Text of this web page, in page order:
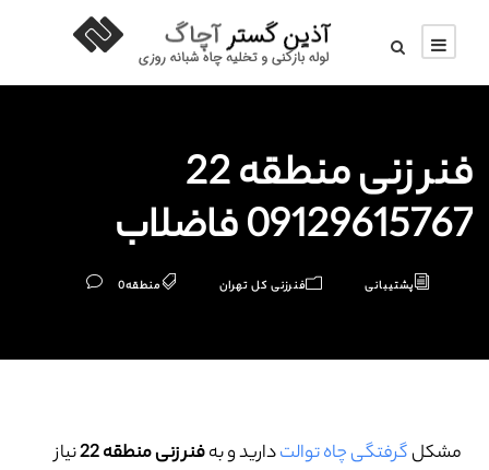
فنر زنی منطقه 22
09129615767 فاضلاب
پشتیبانی فنرزنی کل تهران منطقه0
مشکلگرفتگی چاه توالتدارید و بهفنر زنی منطقه 22
نیاز